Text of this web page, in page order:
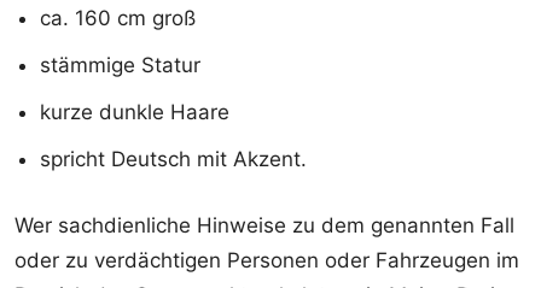
ca. 160 cm groß
stämmige Statur
kurze dunkle Haare
spricht Deutsch mit Akzent.
Wer sachdienliche Hinweise zu dem genannten Fall
oder zu verdächtigen Personen oder Fahrzeugen im